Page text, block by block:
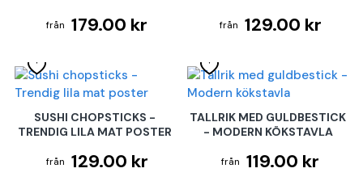
179.00 kr 129.00 kr
SUSHI CHOPSTICKS -
TRENDIG LILA MAT POSTER
129.00 kr
TALLRIK MED GULDBESTICK
- MODERN KÖKSTAVLA
119.00 kr